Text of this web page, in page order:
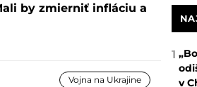
by zmierniť infláciu a
Vojna na Ukrajine
1
v